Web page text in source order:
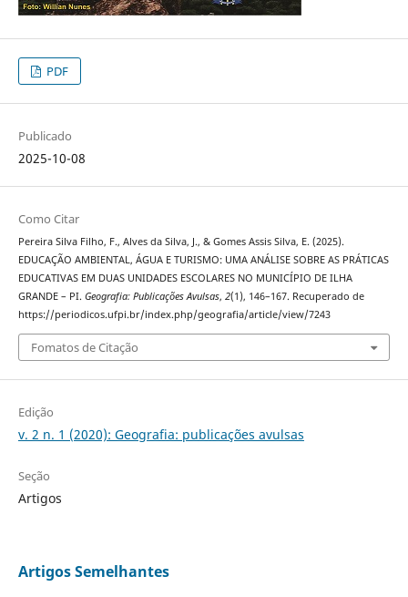
PDF
Publicado
2025-10-08
Como Citar
Pereira Silva Filho, F., Alves da Silva, J., & Gomes Assis Silva, E. (2025).
EDUCAÇÃO AMBIENTAL, ÁGUA E TURISMO: UMA ANÁLISE SOBRE AS PRÁTICAS
EDUCATIVAS EM DUAS UNIDADES ESCOLARES NO MUNICÍPIO DE ILHA
GRANDE – PI. Geografia: Publicações Avulsas, 2(1), 146–167. Recuperado de
https://periodicos.ufpi.br/index.php/geografia/article/view/7243
Fomatos de Citação
Edição
v. 2 n. 1 (2020): Geografia: publicações avulsas
Seção
Artigos
Artigos Semelhantes